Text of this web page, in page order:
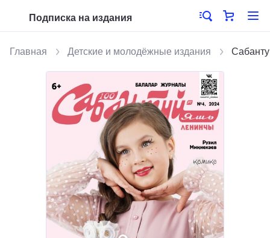
Подписка на издания
Главная Детские и молодёжные издания